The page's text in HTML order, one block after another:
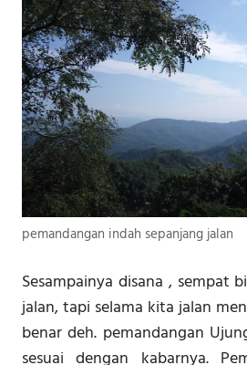
pemandangan indah sepanjang jalan
Sesampainya disana , sempat
jalan, tapi selama kita jalan
benar deh. pemandangan
sesuai dengan kabarnya.